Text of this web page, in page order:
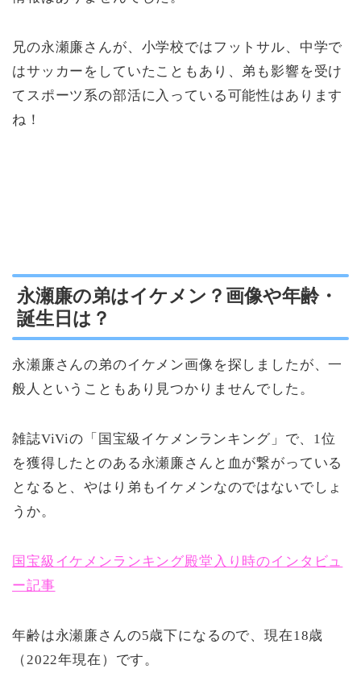
兄の永瀬廉さんが、小学校ではフットサル、中学で
はサッカーをしていたこともあり、弟も影響を受け
てスポーツ系の部活に入っている可能性はあります
ね！
永瀬廉の弟はイケメン？画像や年齢・
誕生日は？
永瀬廉さんの弟のイケメン画像を探しましたが、一
般人ということもあり見つかりませんでした。
雑誌ViViの「国宝級イケメンランキング」で、1位
を獲得したとのある永瀬廉さんと血が繋がっている
となると、やはり弟もイケメンなのではないでしょ
うか。
国宝級イケメンランキング殿堂入り時のインタビュ
ー記事
年齢は永瀬廉さんの5歳下になるので、現在18歳
（2022年現在）です。